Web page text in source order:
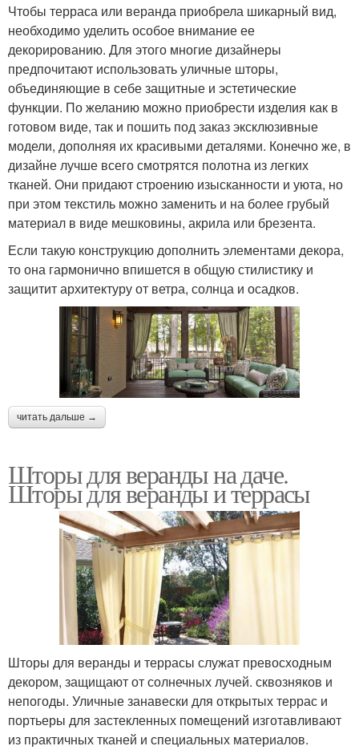
Чтобы терраса или веранда приобрела шикарный вид,
необходимо уделить особое внимание ее
декорированию. Для этого многие дизайнеры
предпочитают использовать уличные шторы,
объединяющие в себе защитные и эстетические
функции. По желанию можно приобрести изделия как в
готовом виде, так и пошить под заказ эксклюзивные
модели, дополняя их красивыми деталями. Конечно же, в
дизайне лучше всего смотрятся полотна из легких
тканей. Они придают строению изысканности и уюта, но
при этом текстиль можно заменить и на более грубый
материал в виде мешковины, акрила или брезента.
Если такую конструкцию дополнить элементами декора,
то она гармонично впишется в общую стилистику и
защитит архитектуру от ветра, солнца и осадков.
читать дальше →
Шторы для веранды на даче.
Шторы для веранды и террасы
Шторы для веранды и террасы служат превосходным
декором, защищают от солнечных лучей. сквозняков и
непогоды. Уличные занавески для открытых террас и
портьеры для застекленных помещений изготавливают
из практичных тканей и специальных материалов.